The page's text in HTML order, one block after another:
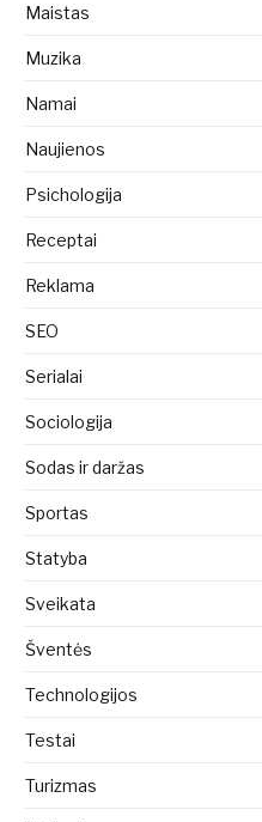
Maistas
Muzika
Namai
Naujienos
Psichologija
Receptai
Reklama
SEO
Serialai
Sociologija
Sodas ir daržas
Sportas
Statyba
Sveikata
Šventės
Technologijos
Testai
Turizmas